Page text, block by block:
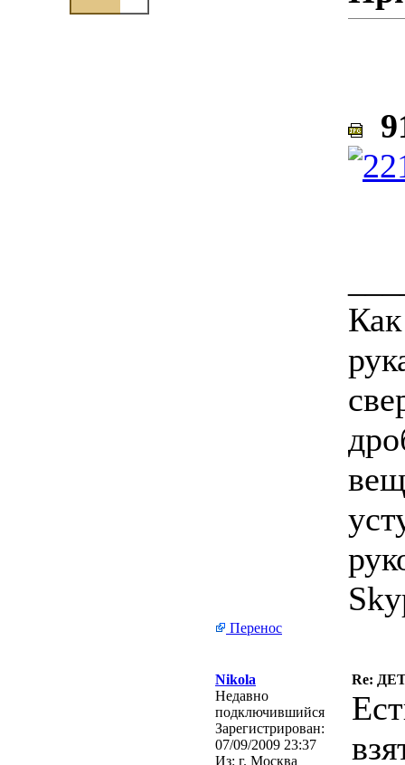
Перенос
Nikola
Re:
Недавно
подключившийся
Зарегистрирован:
07/09/2009 23:37
Из: г. Москва